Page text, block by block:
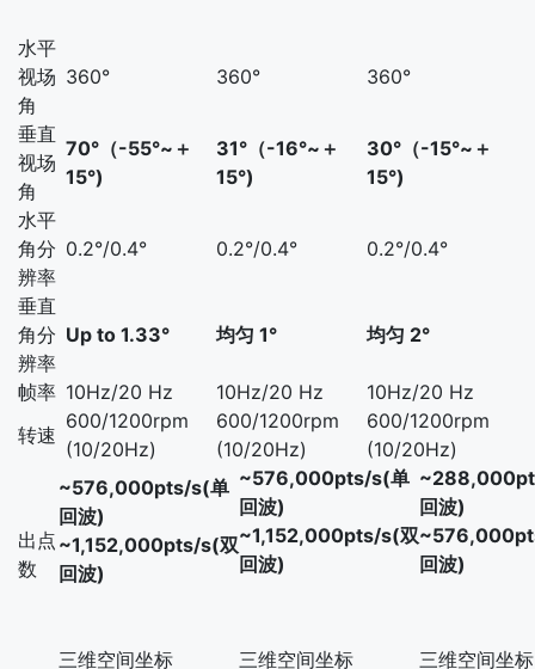
水平
视场
角
360° 360° 360°
垂直
视场
角
70°（-55°~＋
15°)
31°（-16°~＋
15°)
30°（-15°~＋
15°)
水平
角分
辨率
0.2°/0.4° 0.2°/0.4° 0.2°/0.4°
垂直
角分
辨率
Up to 1.33° 均匀 1° 均匀 2°
帧率 10Hz/20 Hz 10Hz/20 Hz
10Hz/20 Hz
转速
600/1200rpm
(10/20Hz)
600/1200rpm
(10/20Hz)
600/1200rpm
(10/20Hz)
出点
数
~576,000pts/s(单
回波)
~1,152,000pts/s(双
回波)
~576,000pts/s(单
回波)
~1,152,000pts/s(双
回波)
回波)
回波)
三维空间坐标
三维空间坐标
三维空间坐标